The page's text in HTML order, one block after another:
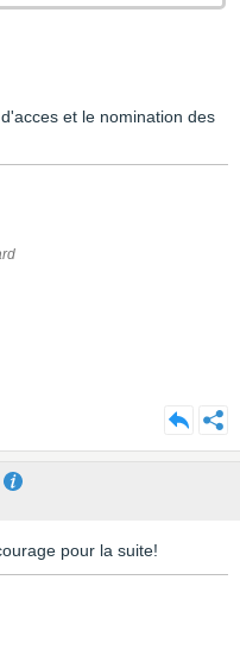
et le nomination des
pour la suite!